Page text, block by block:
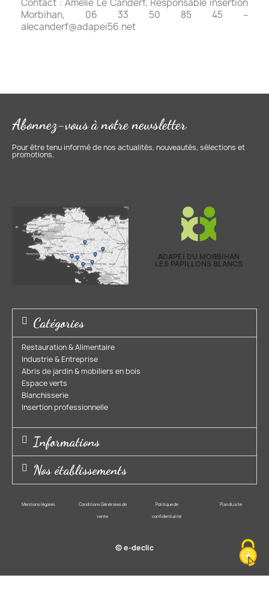
Contact : Amélie Le Canderf, Responsable insertion
Morbihan, 06 33 50 85 45 –
alecanderf@adapei56.net
Abonnez-vous à notre newsletter
Pour être tenu informé de nos actualités, nouveautés, sélections et
promotions.
ADAPEI DU MORBIHAN
LES PAPILLONS BLANCS
Catégories
Restauration & Alimentaire
Industrie & Entreprise​
Abris de jardin & mobiliers en bois​
Espace verts​
Blanchisserie​
Insertion professionnelle​
Informations
Nos établissements
Mentions légales Conditions Générales de
vente
Politique de
confidentialité
Plan du site
© e-declic